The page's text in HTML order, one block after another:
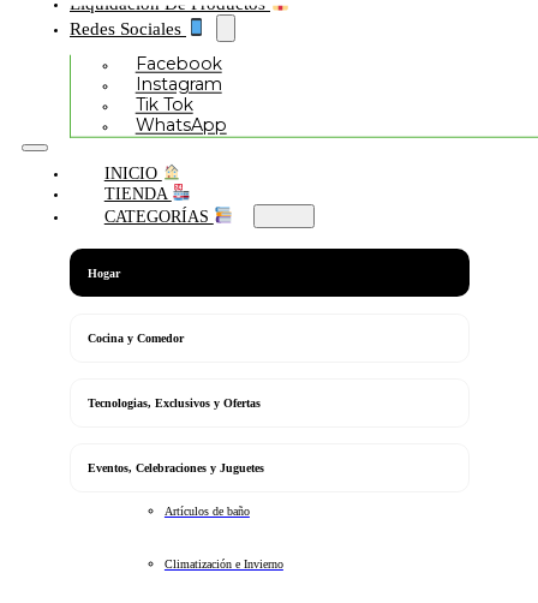
Redes Sociales
Facebook
Instagram
Tik Tok
WhatsApp
INICIO
TIENDA
CATEGORÍAS
Hogar
Cocina y Comedor
Tecnologias, Exclusivos y Ofertas
Eventos, Celebraciones y Juguetes
Artículos de baño
Climatización e Invierno